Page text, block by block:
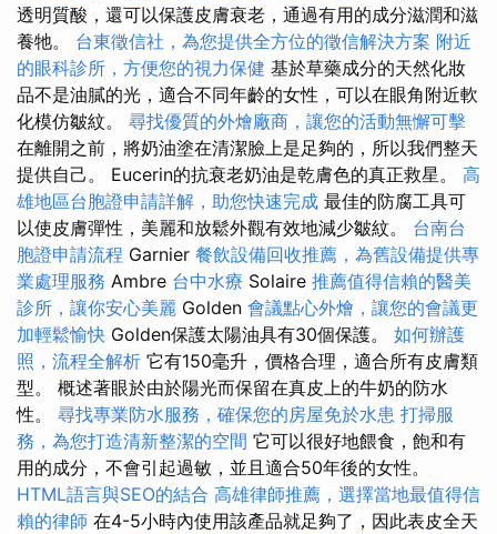
透明質酸，還可以保護皮膚衰老，通過有用的成分滋潤和滋
養牠。 台東徵信社，為您提供全方位的徵信解決方案 附近
的眼科診所，方便您的視力保健 基於草藥成分的天然化妝
品不是油膩的光，適合不同年齡的女性，可以在眼角附近軟
化模仿皺紋。 尋找優質的外燴廠商，讓您的活動無懈可擊
在離開之前，將奶油塗在清潔臉上是足夠的，所以我們整天
提供自己。 Eucerin的抗衰老奶油是乾膚色的真正救星。 高
雄地區台胞證申請詳解，助您快速完成 最佳的防腐工具可
以使皮膚彈性，美麗和放鬆外觀有效地減少皺紋。 台南台
胞證申請流程 Garnier 餐飲設備回收推薦，為舊設備提供專
業處理服務 Ambre 台中水療 Solaire 推薦值得信賴的醫美
診所，讓你安心美麗 Golden 會議點心外燴，讓您的會議更
加輕鬆愉快 Golden保護太陽油具有30個保護。 如何辦護
照，流程全解析 它有150毫升，價格合理，適合所有皮膚類
型。 概述著眼於由於陽光而保留在真皮上的牛奶的防水
性。 尋找專業防水服務，確保您的房屋免於水患 打掃服
務，為您打造清新整潔的空間 它可以很好地餵食，飽和有
用的成分，不會引起過敏，並且適合50年後的女性。
HTML語言與SEO的結合 高雄律師推薦，選擇當地最值得信
賴的律師 在4-5小時內使用該產品就足夠了，因此表皮全天